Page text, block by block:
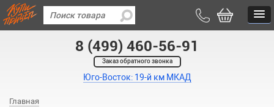
8 (499) 460-56-91
Заказ обратного звонка
Юго-Восток: 19-й км МКАД
Главная